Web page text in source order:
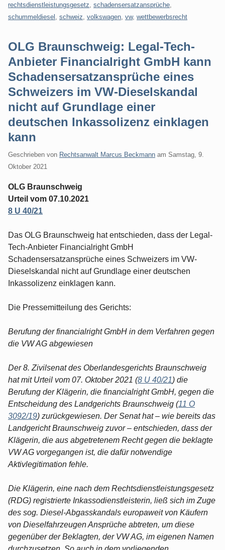
rechtsdienstleistungsgesetz schadensersatzansprüche
schummeldiesel
schweiz volkswagen vw, wettbewerbsrecht
OLG Braunschweig: Legal-Tech-
Anbieter Financialright GmbH kann
Schadensersatzansprüche eines
Schweizers im VW-Dieselskandal
nicht auf Grundlage einer
deutschen Inkassolizenz einklagen
kann
Geschrieben von Rechtsanwalt Marcus Beckmann am Samstag, 9.
Oktober 2021
OLG Braunschweig
Urteil vom 07.10.2021
8 U 40/21
Das OLG Braunschweig hat entschieden, dass der Legal-
Tech-Anbieter Financialright GmbH
Schadensersatzansprüche eines Schweizers im VW-
Dieselskandal nicht auf Grundlage einer deutschen
Inkassolizenz einklagen kann.
Die Pressemitteilung des Gerichts:
Berufung der financialright GmbH in dem Verfahren gegen
die VW AG abgewiesen
Der 8. Zivilsenat des Oberlandesgerichts Braunschweig
hat mit Urteil vom 07. Oktober 2021 (8 U 40/21) die
Berufung der Klägerin, die financialright GmbH, gegen die
Entscheidung des Landgerichts Braunschweig (11 O
3092/19) zurückgewiesen. Der Senat hat – wie bereits das
Landgericht Braunschweig zuvor – entschieden, dass der
Klägerin, die aus abgetretenem Recht gegen die beklagte
VW AG vorgegangen ist, die dafür notwendige
Aktivlegitimation fehle.
Die Klägerin, eine nach dem Rechtsdienstleistungsgesetz
(RDG) registrierte Inkassodienstleisterin, ließ sich im Zuge
des sog. Diesel-Abgasskandals europaweit von Käufern
von Dieselfahrzeugen Ansprüche abtreten, um diese
gegenüber der Beklagten, der VW AG, im eigenen Namen